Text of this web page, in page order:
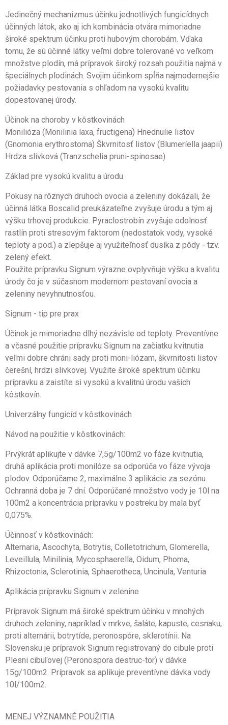
Jedinečný mechanizmus účinku jednotlivých fungicídnych
účinných látok, ako aj ich kombinácia otvára mimoriadne
široké spektrum účinku proti hubovým chorobám. Vďaka
tomu, že sú účinné látky veľmi dobre tolerované vo veľkom
množstve plodín, má prípravok široký rozsah použitia najmä v
špeciálnych plodinách. Svojim účinkom spĺňa najmodernejšie
požiadavky pestovania s ohľadom na vysokú kvalitu
dopestovanej úrody.
Účinok na choroby v kôstkovinách
Monilióza (Monilinia laxa, fructigena) Hnednuíie listov
(Gnomonia erythrostoma) Škvrnitosť listov (Blumeríella jaapii)
Hrdza slivková (Tranzschelia pruni-spinosae)
Základ pre vysokú kvalitu a úrodu
Pokusy na rôznych druhoch ovocia a zeleniny dokázali, že
účinná látka Boscalid preukázateľne zvyšuje úrodu a tým aj
výšku trhovej produkcie. Pyraclostrobín zvyšuje odolnosť
rastlín proti stresovým faktorom (nedostatok vody, vysoké
teploty a pod.) a zlepšuje aj využiteľnosť dusíka z pôdy - tzv.
zelený efekt.
Použite prípravku Signum výrazne ovplyvňuje výšku a kvalitu
úrody čo je v súčasnom modernom pestovaní ovocia a
zeleniny nevyhnutnosťou.
Signum - tip pre prax
Účinok je mimoriadne dlhý nezávisle od teploty. Preventívne
a včasné použitie prípravku Signum na začiatku kvitnutia
veľmi dobre chráni sady proti moni-liózam, škvrnitosti listov
čerešní, hrdzi slivkovej. Využite široké spektrum účinku
prípravku a zaistíte si vysokú a kvalitnú úrodu vašich
kôstkovín.
Univerzálny fungicíd v kôstkovinách
Návod na použitie v kôstkovinách:
Prvýkrát aplikujte v dávke 7,5g/100m2 vo fáze kvitnutia,
druhá aplikácia proti monilóze sa odporúča vo fáze vývoja
plodov. Odporúčame 2, maximálne 3 aplikácie za sezónu.
Ochranná doba je 7 dní. Odporúčané množstvo vody je 10l na
100m2 a koncentrácia prípravku v postreku by mala byť
0,075%.
Účinnosť v kôstkovinách:
Alternaria, Ascochyta, Botrytis, Colletotrichum, Glomerella,
Leveillula, Minilinia, Mycosphaerella, Oidum, Phoma,
Rhizoctonia, Sclerotinia, Sphaerotheca, Uncinula, Venturia
Aplikácia prípravku Signum v zelenine
Prípravok Signum má široké spektrum účinku v mnohých
druhoch zeleniny, napríklad v mrkve, šaláte, kapuste, cesnaku,
proti alternárii, botrytíde, peronospóre, sklerotínii. Na
Slovensku je prípravok Signum registrovaný do cibule proti
Plesni cibuľovej (Peronospora destruc-tor) v dávke
15g/100m2. Prípravok sa aplikuje preventívne dávka vody
10l/100m2.
MENEJ VÝZNAMNÉ POUŽITIA